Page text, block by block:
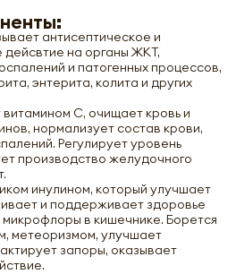
антисептическое и
на органы ЖКТ,
и патогенных процессов,
энтерита, колита и других
С, очищает кровь и
нормализует состав крови,
Регулирует уровень
производство желудочного
инулином, который улучшает
и поддерживает здоровье
в кишечнике. Борется
метеоризмом, улучшает
запоры, оказывает